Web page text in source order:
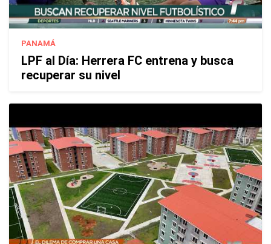
PANAMÁ
LPF al Día: Herrera FC entrena y busca
recuperar su nivel